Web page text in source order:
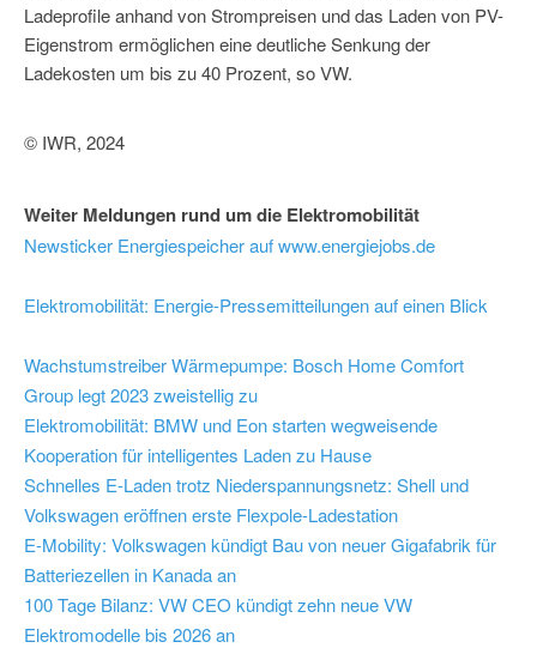
Ladeprofile anhand von Strompreisen und das Laden von PV-
Eigenstrom ermöglichen eine deutliche Senkung der
Ladekosten um bis zu 40 Prozent, so VW.
© IWR, 2024
Weiter Meldungen rund um die Elektromobilität
Newsticker Energiespeicher auf www.energiejobs.de
Elektromobilität: Energie-Pressemitteilungen auf einen Blick
Wachstumstreiber Wärmepumpe: Bosch Home Comfort
Group legt 2023 zweistellig zu
Elektromobilität: BMW und Eon starten wegweisende
Kooperation für intelligentes Laden zu Hause
Schnelles E-Laden trotz Niederspannungsnetz: Shell und
Volkswagen eröffnen erste Flexpole-Ladestation
E-Mobility: Volkswagen kündigt Bau von neuer Gigafabrik für
Batteriezellen in Kanada an
100 Tage Bilanz: VW CEO kündigt zehn neue VW
Elektromodelle bis 2026 an